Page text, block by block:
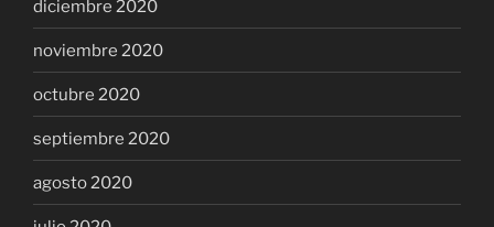
diciembre 2020
noviembre 2020
octubre 2020
septiembre 2020
agosto 2020